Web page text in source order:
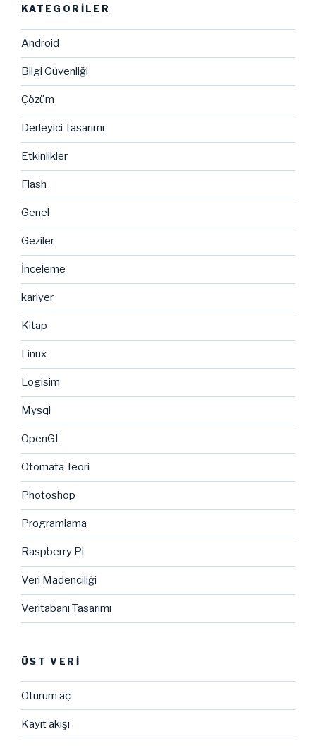
KATEGORILER
Android
Bilgi Güvenliği
Çözüm
Derleyici Tasarımı
Etkinlikler
Flash
Genel
Geziler
İnceleme
kariyer
Kitap
Linux
Logisim
Mysql
OpenGL
Otomata Teori
Photoshop
Programlama
Raspberry Pi
Veri Madenciliği
Veritabanı Tasarımı
ÜST VERI
Oturum aç
Kayıt akışı